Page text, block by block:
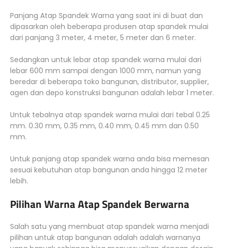
Panjang Atap Spandek Warna yang saat ini di buat dan
dipasarkan oleh beberapa produsen atap spandek mulai
dari panjang 3 meter, 4 meter, 5 meter dan 6 meter.
Sedangkan untuk lebar atap spandek warna mulai dari
lebar 600 mm sampai dengan 1000 mm, namun yang
beredar di beberapa toko bangunan, distributor, supplier,
agen dan depo konstruksi bangunan adalah lebar 1 meter.
Untuk tebalnya atap spandek warna mulai dari tebal 0.25
mm. 0.30 mm, 0.35 mm, 0.40 mm, 0.45 mm dan 0.50
mm.
Untuk panjang atap spandek warna anda bisa memesan
sesuai kebutuhan atap bangunan anda hingga 12 meter
lebih.
Pilihan Warna Atap Spandek Berwarna
Salah satu yang membuat atap spandek warna menjadi
pilihan untuk atap bangunan adalah adalah warnanya